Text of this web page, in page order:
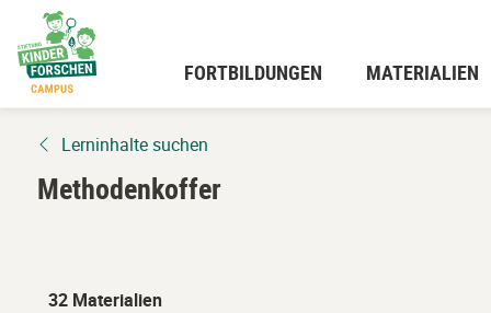
Hauptinhalt
wechseln
FORTBILDUNGEN MATERIALIEN
Lerninhalte suchen
Methodenkoffer
32 Materialien